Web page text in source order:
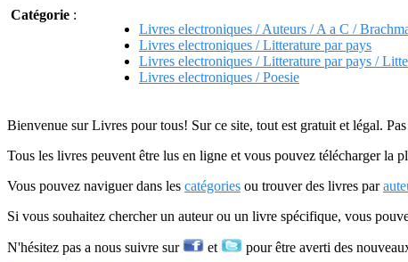
Catégorie :
Livres electroniques / Auteurs / A a C /
Livres electroniques / Litterature par pays
Livres electroniques / Litterature par pays /
Livres electroniques / Poesie
Bienvenue sur Livres pour tous! Sur ce site, tout est gratuit et légal.
Tous les livres peuvent être lus en ligne et vous pouvez télécharger la
Vous pouvez naviguer dans les catégories ou trouver des livres par
Si vous souhaitez chercher un auteur ou un livre spécifique, vous
N'hésitez pas a nous suivre sur et pour être averti des